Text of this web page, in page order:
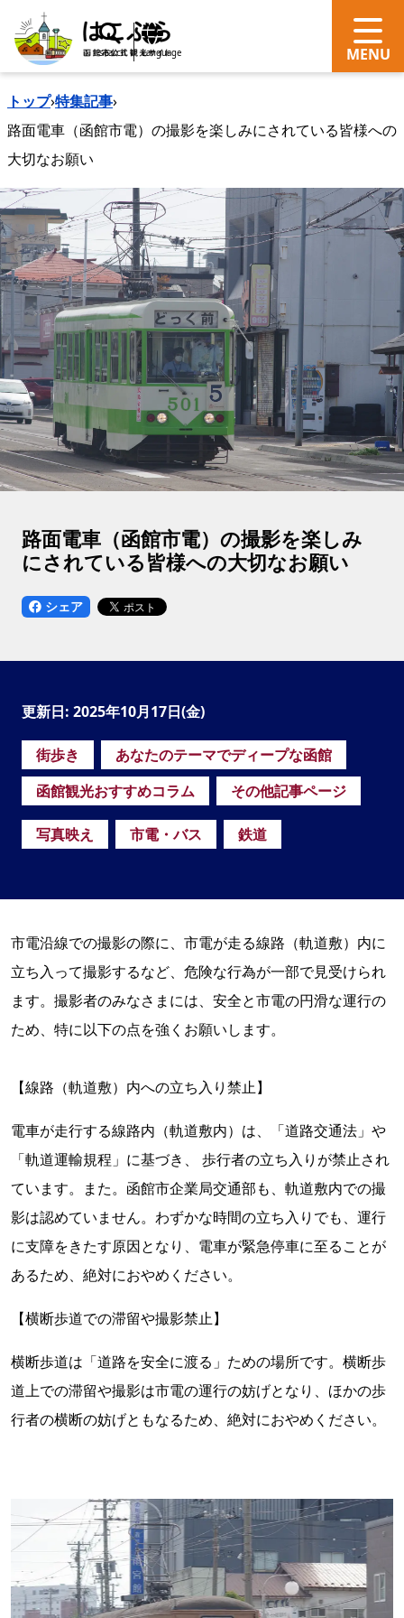
search Language
トップ›特集記事›
路面電車（函館市電）の撮影を楽しみにされている皆様への
大切なお願い
路面電車（函館市電）の撮影を楽しみ
にされている皆様への大切なお願い
シェア
更新日: 2025年10月17日(金)
街歩き
あなたのテーマでディープな函館
函館観光おすすめコラム
その他記事ページ
写真映え 市電・バス 鉄道
市電沿線での撮影の際に、市電が走る線路（軌道敷）内に
立ち入って撮影するなど、危険な行為が一部で見受けられ
ます。撮影者のみなさまには、安全と市電の円滑な運行の
ため、特に以下の点を強くお願いします。
【線路（軌道敷）内への立ち入り禁止】
電車が走行する線路内（軌道敷内）は、「道路交通法」や
「軌道運輸規程」に基づき、 歩行者の立ち入りが禁止され
ています。また。函館市企業局交通部も、軌道敷内での撮
影は認めていません。わずかな時間の立ち入りでも、運行
に支障をきたす原因となり、電車が緊急停車に至ることが
あるため、絶対におやめください。
【横断歩道での滞留や撮影禁止】
横断歩道は「道路を安全に渡る」ための場所です。横断歩
道上での滞留や撮影は市電の運行の妨げとなり、ほかの歩
行者の横断の妨げともなるため、絶対におやめください。